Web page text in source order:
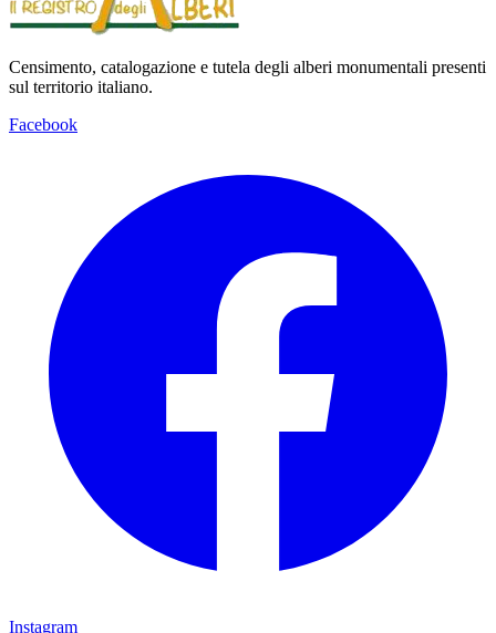
Censimento, catalogazione e tutela degli alberi monumentali presenti
sul territorio italiano.
Facebook
Instagram